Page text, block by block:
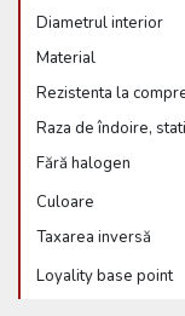
Diametrul interior
Material
Rezistenta la
Raza de îndoire,
Fără halogen
Culoare
Taxarea inversă
Loyality base point